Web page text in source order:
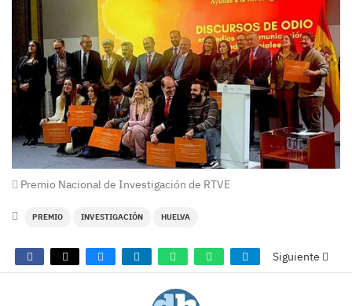
Premio Nacional de Investigación de RTVE
PREMIO INVESTIGACIÓN HUELVA
Siguiente